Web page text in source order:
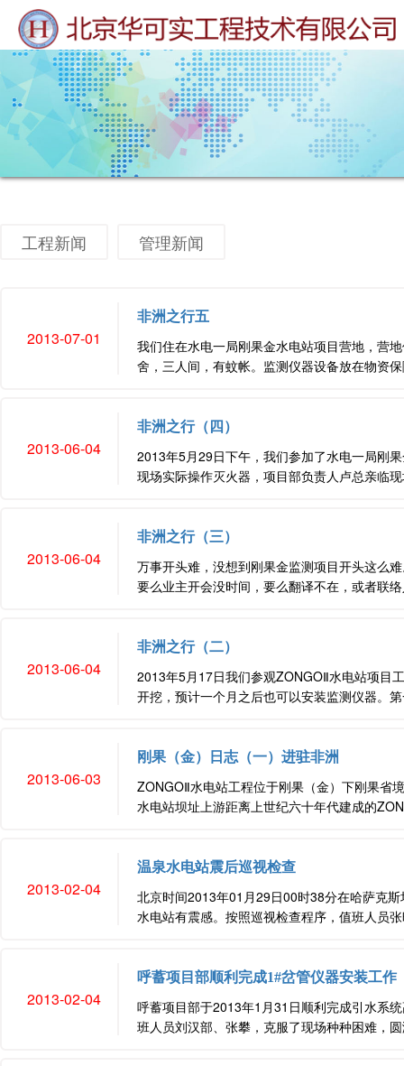
工程新闻 管理新闻
2013-07-01
非洲之行五
我们住在水电一局刚果金水电站项目营地，营
舍，三人间，有蚊帐。监测仪器设备放在物资
2013-06-04
非洲之行（四）
2013年5月29日下午，我们参加了水电一局刚
现场实际操作灭火器，项目部负责人卢总亲临
2013-06-04
非洲之行（三）
万事开头难，没想到刚果金监测项目开头这么
要么业主开会没时间，要么翻译不在，或者联
2013-06-04
非洲之行（二）
2013年5月17日我们参观ZONGOⅡ水电站项目
开挖，预计一个月之后也可以安装监测仪器。
2013-06-03
刚果（金）日志（一）进驻非洲
ZONGOⅡ水电站工程位于刚果（金）下刚果省
水电站坝址上游距离上世纪六十年代建成的
2013-02-04
温泉水电站震后巡视检查
北京时间2013年01月29日00时38分在哈萨克
水电站有震感。按照巡视检查程序，值班人员
2013-02-04
呼蓄项目部顺利完成1#岔管仪器安装工作
呼蓄项目部于2013年1月31日顺利完成引水系
班人员刘汉部、张攀，克服了现场种种困难，